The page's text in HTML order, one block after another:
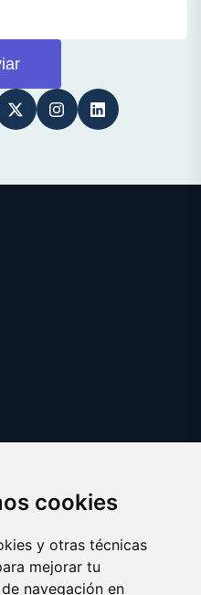
cookies
y otras técnicas
mejorar tu
navegación en
preferences